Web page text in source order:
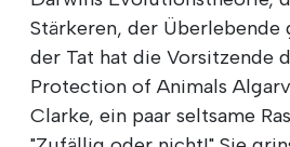
Stärkeren, der Überlebende
der Tat hat die Vorsitzende
Protection of Animals
Clarke, ein paar seltsame